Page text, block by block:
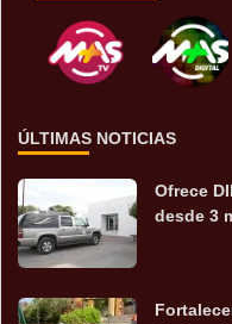
ÚLTIMAS NOTICIAS
Ofrece
desde 3